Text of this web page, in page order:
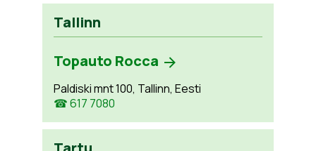
Tallinn
Topauto Rocca
Paldiski mnt 100, Tallinn, Eesti
☎ 617 7080